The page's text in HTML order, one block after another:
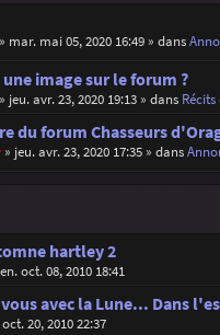
mar. mai 05, 2020 16:49» dans
image sur le forum ?
jeu. avr. 23, 2020 19:13» dans
du forum Chasseurs
» jeu. avr. 23, 2020 17:35» dans
hartley 2
oct. 08, 2010 18:41
avec la Lune... Dans
20, 2010 22:37